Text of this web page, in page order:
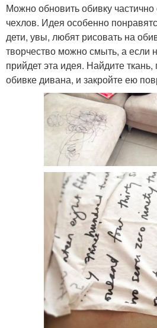
Можно обновить обивку
чехлов. Идея особенно
дети, увы, любят рисовать на
творчество можно смыть, а если
прийдет эта идея. Найдите
обивке дивана, и закройте ею